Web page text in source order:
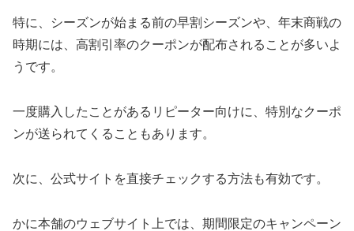
特に、シーズンが始まる前の早割シーズンや、年末商戦の
時期には、高割引率のクーポンが配布されることが多いよ
うです。
一度購入したことがあるリピーター向けに、特別なクーポ
ンが送られてくることもあります。
次に、公式サイトを直接チェックする方法も有効です。
かに本舗のウェブサイト上では、期間限定のキャンペーン